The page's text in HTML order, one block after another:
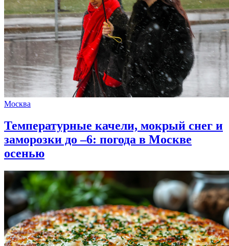
Москва
Температурные качели, мокрый снег и
заморозки до –6: погода в Москве
осенью